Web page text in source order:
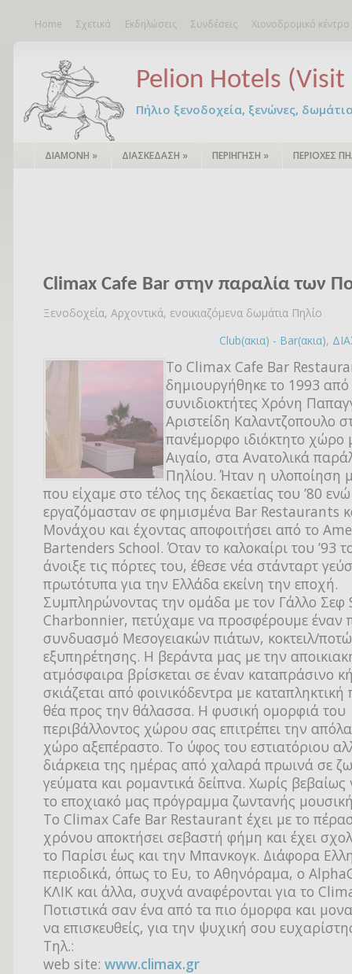
Home Σχετικά Εκδηλώσεις Συνδέσεις Χιονοδρομικό
Pelion Hotels (Visit
Πήλιο ξενοδοχεία, ξενώνες,
ΔΙΑΜΟΝΗ » ΔΙΑΣΚΕΔΑΣΗ » ΠΕΡΙΗΓΗΣΗ » ΠΕΡΙΟΧΕΣ
Climax Cafe Bar στην παραλία των
Ξενοδοχεία, Αρχοντικά, ενοικιαζόμενα δωμάτια Πηλίο
Club(ακια) - Bar(ακια),
Το Climax Cafe Bar
δημιουργήθηκε το 1993 από
συνιδιοκτήτες Χρόνη
Αριστείδη Καλαντζοπουλο
πανέμορφο ιδιόκτητο χώρο
Αιγαίο, στα Ανατολικά
Πηλίου. Ήταν η υλοποίηση
που είχαμε στο τέλος της δεκαετίας του ’80 ενώ
εργαζόμασταν σε φημισμένα Bar Restaurants
Μονάχου και έχοντας αποφοιτήσει από το
Bartenders School. Όταν το καλοκαίρι του ’93
άνοιξε τις πόρτες του, έθεσε νέα στάνταρτ
πρωτότυπα για την Ελλάδα εκείνη την εποχή.
Συμπληρώνοντας την ομάδα με τον Γάλλο Σεφ
Charbonnier, πετύχαμε να προσφέρουμε έναν
συνδυασμό Μεσογειακών πιάτων, κοκτειλ/
εξυπηρέτησης. Η βεράντα μας με την
ατμόσφαιρα βρίσκεται σε έναν καταπράσινο
σκιάζεται από φοινικόδεντρα με
θέα προς την θάλασσα. Η φυσική ομορφιά του
περιβάλλοντος χώρου σας επιτρέπει την
χώρο αξεπέραστο. Το ύφος του εστιατόριου
διάρκεια της ημέρας από χαλαρά πρωινά σε
γεύματα και ρομαντικά δείπνα. Χωρίς
το εποχιακό μας πρόγραμμα ζωντανής
Το Climax Cafe Bar Restaurant έχει με το
χρόνου αποκτήσει σεβαστή φήμη και έχει
το Παρίσι έως και την Μπανκογκ. Διάφορα
περιοδικά, όπως το Ευ, το Αθηνόραμα, ο
ΚΛΙΚ και άλλα, συχνά αναφέρονται για το
Ποτιστικά σαν ένα από τα πιο όμορφα και
να επισκευθείς, για την ψυχική σου
Τηλ.:
web site: www.climax.gr